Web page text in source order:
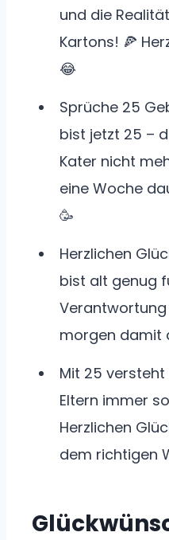
und die
Kartons! 🍕
😂
Sprüche 25
bist jetzt 25 –
Kater nicht
eine Woche
🥳
Herzlichen
bist alt genug
morgen damit
Mit 25
Eltern immer
Herzlichen
dem richtigen